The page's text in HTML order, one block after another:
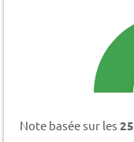
Note basée sur les 25